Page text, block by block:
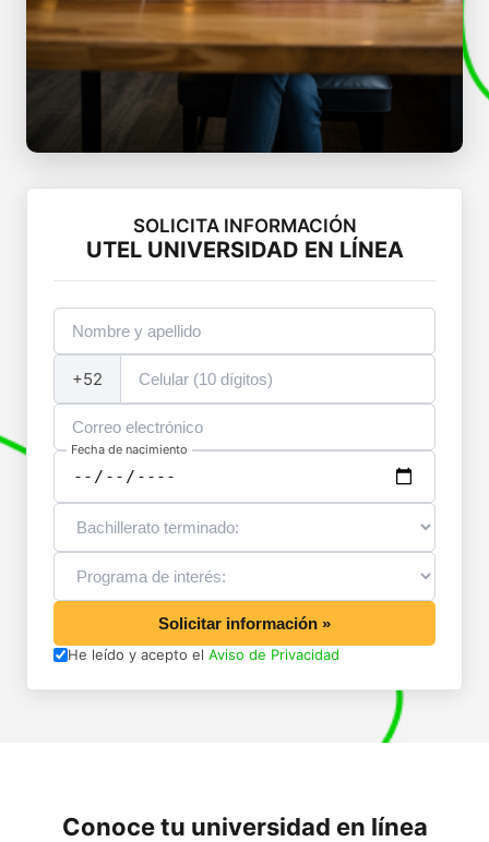
SOLICITA INFORMACIÓN
UTEL UNIVERSIDAD EN LÍNEA
+52
Fecha de nacimiento
Solicitar información »
He leído y acepto el Aviso de Privacidad
Conoce tu universidad en línea